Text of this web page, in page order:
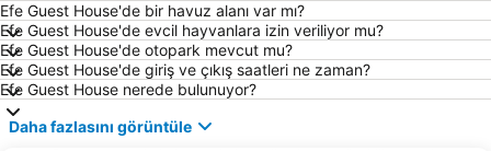
Efe Guest House'de bir havuz alanı var mı?
Efe Guest House'de evcil hayvanlara izin veriliyor mu?
Efe Guest House'de otopark mevcut mu?
Efe Guest House'de giriş ve çıkış saatleri ne zaman?
Efe Guest House nerede bulunuyor?
Daha fazlasını görüntüle